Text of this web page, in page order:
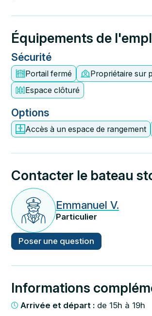
Équipements de
Sécurité
Portail fermé
Propriétaire sur
Espace clôturé
Options
Accès à un espace de rangement
Contacter le bateau
Emmanuel V.
Particulier
Poser une question
Informations
Arrivée et départ : de 15h à 19h